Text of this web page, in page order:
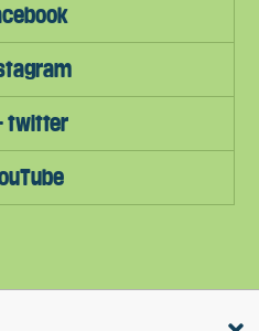
twitter